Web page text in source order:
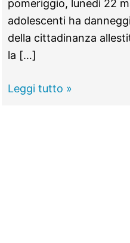
pomeriggio, lunedì 22
adolescenti ha
della cittadinanza
la […]
GUIDONIA -
Leggi tutto »